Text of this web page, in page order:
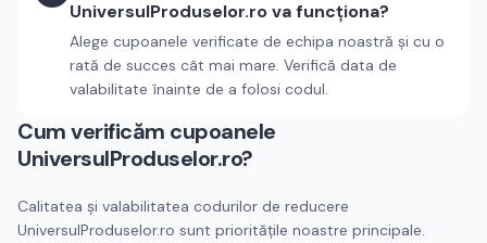
UniversulProduselor.ro va funcționa?
Alege cupoanele verificate de echipa noastră și cu o
rată de succes cât mai mare. Verifică data de
valabilitate înainte de a folosi codul.
Cum verificăm cupoanele
UniversulProduselor.ro?
Calitatea și valabilitatea codurilor de reducere
UniversulProduselor.ro sunt prioritățile noastre principale.